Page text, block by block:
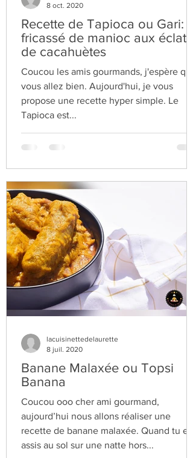
Recette de Tapioca ou Gari:
fricassé de manioc aux éclats
de cacahuètes
Coucou les amis gourmands, j'espère que
vous allez bien. Aujourd'hui, je vous
propose une recette hyper simple. Le
Tapioca est...
8 oct. 2020
Banane Malaxée ou Topsi
Banana
Coucou ooo cher ami gourmand,
aujourd’hui nous allons réaliser une
recette de banane malaxée. Quand tu es
lacuisinettedelaurette
8 juil. 2020